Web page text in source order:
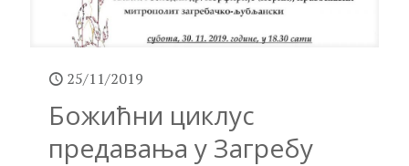
25/11/2019
Божићни циклус
предавања у Загребу